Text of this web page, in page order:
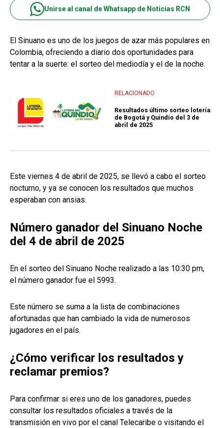
Unirse al canal de Whatsapp de Noticias RCN
El Sinuano es uno de los juegos de azar más populares en
Colombia, ofreciendo a diario dos oportunidades para
tentar a la suerte: el sorteo del mediodía y el de la noche.
RELACIONADO
Resultados último sorteo lotería
de Bogotá y Quindío del 3 de
abril de 2025
Este viernes 4 de abril de 2025, se llevó a cabo el sorteo
nocturno, y ya se conocen los resultados que muchos
esperaban con ansias.
Número ganador del Sinuano Noche
del 4 de abril de 2025
En el sorteo del Sinuano Noche realizado a las 10:30 pm,
el número ganador fue el 5993.
Este número se suma a la lista de combinaciones
afortunadas que han cambiado la vida de numerosos
jugadores en el país.
¿Cómo verificar los resultados y
reclamar premios?
Para confirmar si eres uno de los ganadores, puedes
consultar los resultados oficiales a través de la
transmisión en vivo por el canal Telecaribe o visitando el